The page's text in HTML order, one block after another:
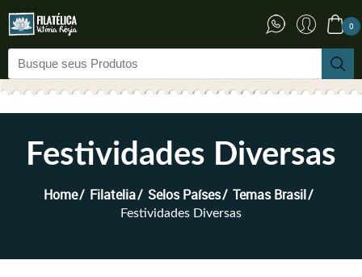
0
Festividades Diversas
Home Filatelia Selos Países Temas Brasil
Festividades Diversas